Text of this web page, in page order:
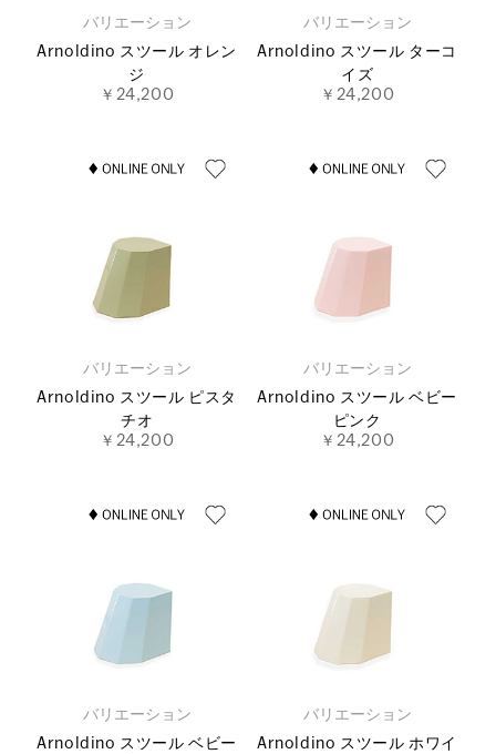
バリエーション
Arnoldino スツール オレン
ジ
￥24,200
バリエーション
Arnoldino スツール ターコ
イズ
￥24,200
バリエーション
Arnoldino スツール ピスタ
チオ
￥24,200
バリエーション
Arnoldino スツール ベビー
ピンク
￥24,200
バリエーション
Arnoldino スツール ベビー
バリエーション
Arnoldino スツール ホワイ